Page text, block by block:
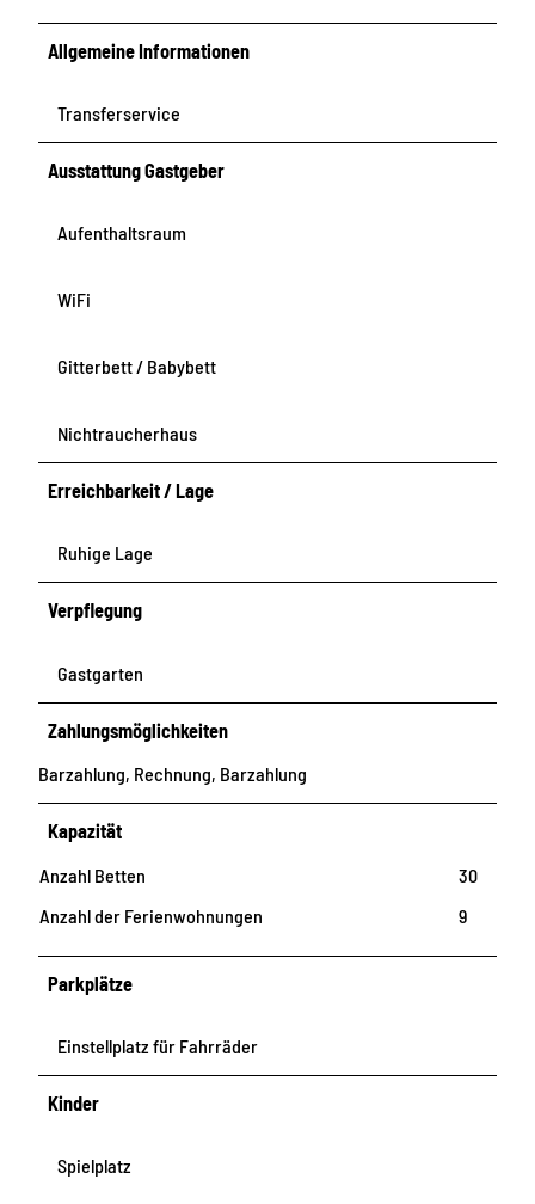
Allgemeine Informationen
Transferservice
Ausstattung Gastgeber
Aufenthaltsraum
WiFi
Gitterbett / Babybett
Nichtraucherhaus
Erreichbarkeit / Lage
Ruhige Lage
Verpflegung
Gastgarten
Zahlungsmöglichkeiten
Barzahlung, Rechnung, Barzahlung
Kapazität
Anzahl Betten
30
Anzahl der Ferienwohnungen
9
Parkplätze
Einstellplatz für Fahrräder
Kinder
Spielplatz